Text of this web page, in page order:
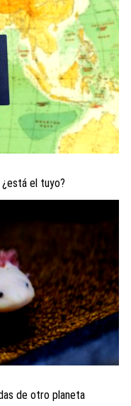
el tuyo?
de otro planeta